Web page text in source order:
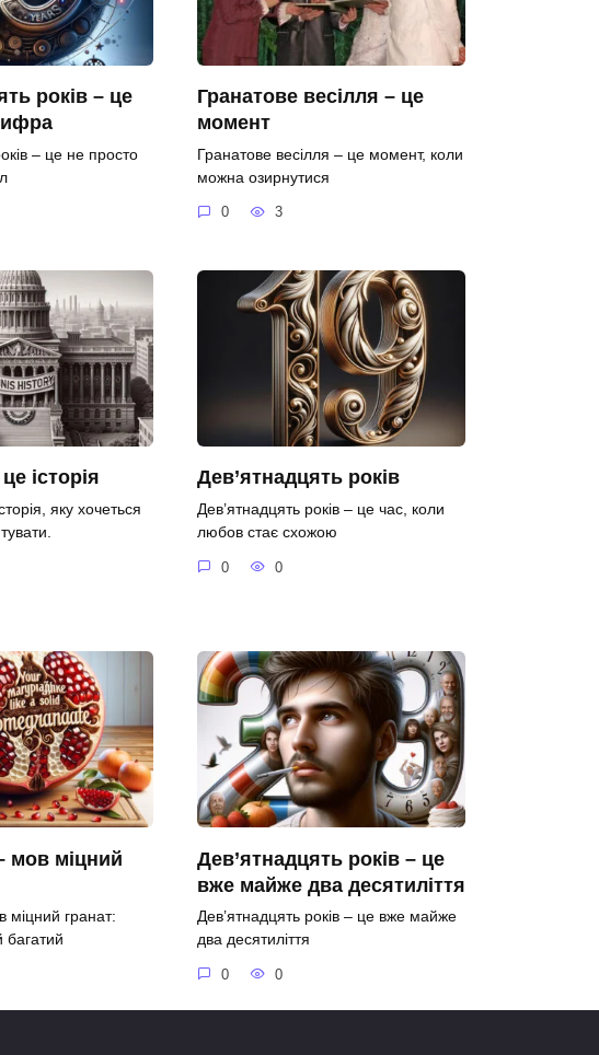
років – це
– це не просто
Гранатове весілля – це
момент
Гранатове весілля – це момент, коли
можна озирнутися
0 3
історія
яку хочеться
Дев’ятнадцять років
Дев’ятнадцять років – це час, коли
любов стає схожою
0 0
міцний
гранат:
багатий
Дев’ятнадцять років – це
вже майже два десятиліття
Дев’ятнадцять років – це вже майже
два десятиліття
0 0